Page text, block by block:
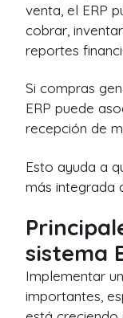
venta, el ERP
cobrar,
reportes
Si compras
ERP puede
recepción de
Esto ayuda a
más integrada
sistema
Implementar
importantes,